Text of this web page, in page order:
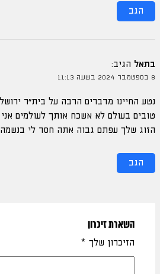
הגב
בתאל הגיב:
8 בספטמבר 2024 בשעה 11:13
נטע החיינו מדברים הרבה על בית"ר
טובים בעולם לא אשכח אותך לעולמים
הזוג שלך עפתם גבוה אתה חסר לי בנשמה
הגב
השארת זיכרון
הזיכרון שלך *